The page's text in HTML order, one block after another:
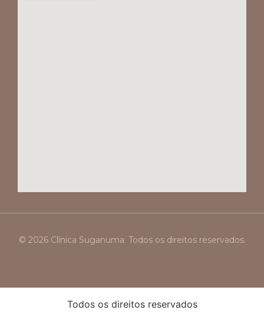
© 2026 Clínica Suganuma. Todos os direitos reservados.
Todos os direitos reservados